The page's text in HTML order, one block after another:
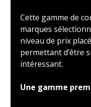
Cette gamme de
marques
niveau de prix
permettant d’être
intéressant.
Une gamme